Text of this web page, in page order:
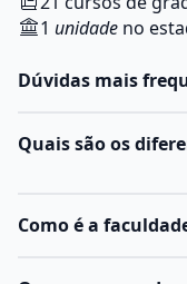
1 unidade no
Dúvidas mais
Quais são os
Como é a